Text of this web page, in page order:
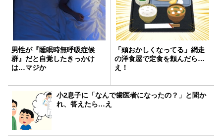
男性が『睡眠時無呼吸症候
群』だと自覚したきっかけ
は…マジか
「頭おかしくなってる」網走
の洋食屋で定食を頼んだら…
え！
小2息子に「なんで歯医者になったの？」と聞か
れ、答えたら…え